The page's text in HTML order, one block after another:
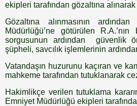
ekipleri tarafından gözaltına
Gözaltına alınmasının
Müdürlüğü’ne götürülen
sorgusunun ardından güvenlik
şüpheli, savcılık işlemlerinin
Vatandaşın huzurunu kaçıran ve
mahkeme tarafından tutuklanarak
Hakimlikçe verilen tutuklama
Emniyet Müdürlüğü ekipleri